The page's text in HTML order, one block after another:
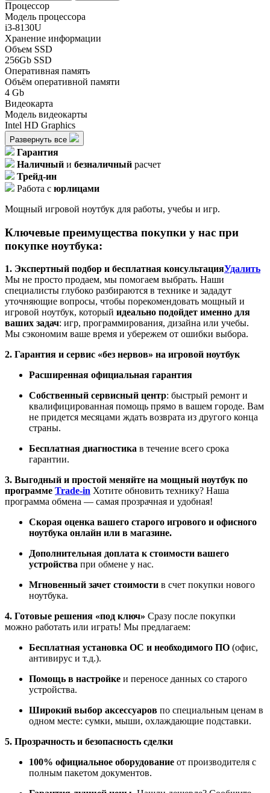
Процессор
Модель процессора
i3-8130U
Хранение информации
Объем SSD
256Gb SSD
Оперативная память
Объём оперативной памяти
4 Gb
Видеокарта
Модель видеокарты
Intel HD Graphics
Развернуть все
Гарантия
Наличный и безналичный расчет
Трейд-ин
Работа с юрлицами
Мощный игровой ноутбук для работы, учебы и игр.
Ключевые преимущества покупки у нас при
покупке ноутбука:
1. Экспертный подбор и бесплатная консультацияУдалить
Мы не просто продаем, мы помогаем выбрать. Наши
специалисты глубоко разбираются в технике и зададут
уточняющие вопросы, чтобы порекомендовать мощный и
игровой ноутбук, который идеально подойдет именно для
ваших задач: игр, программирования, дизайна или учебы.
Мы сэкономим ваше время и убережем от ошибки выбора.
2. Гарантия и сервис «без нервов» на игровой ноутбук
Расширенная официальная гарантия
Собственный сервисный центр: быстрый ремонт и
квалифицированная помощь прямо в вашем городе. Вам
не придется месяцами ждать возврата из другого конца
страны.
Бесплатная диагностика в течение всего срока
гарантии.
3. Выгодный и простой меняйте на мощный ноутбук по
программе Trade-in Хотите обновить технику? Наша
программа обмена — самая прозрачная и удобная!
Скорая оценка вашего старого игрового и офисного
ноутбука онлайн или в магазине.
Дополнительная доплата к стоимости вашего
устройства при обмене у нас.
Мгновенный зачет стоимости в счет покупки нового
ноутбука.
4. Готовые решения «под ключ» Сразу после покупки
можно работать или играть! Мы предлагаем:
Бесплатная установка ОС и необходимого ПО (офис,
антивирус и т.д.).
Помощь в настройке и переносе данных со старого
устройства.
Широкий выбор аксессуаров по специальным ценам в
одном месте: сумки, мыши, охлаждающие подставки.
5. Прозрачность и безопасность сделки
100% официальное оборудование от производителя с
полным пакетом документов.